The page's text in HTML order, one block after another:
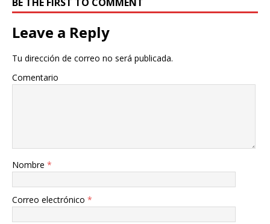
Leave a Reply
Tu dirección de correo no será publicada.
Comentario
Nombre *
Correo electrónico *